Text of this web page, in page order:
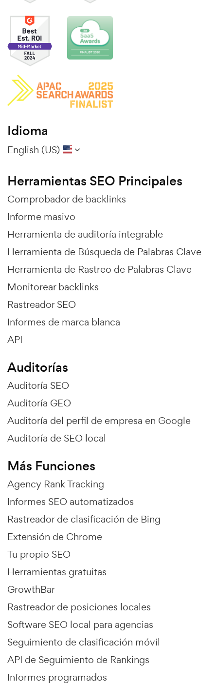
Idioma
English (US)
Herramientas SEO Principales
Comprobador de backlinks
Informe masivo
Herramienta de auditoría integrable
Herramienta de Búsqueda de Palabras Clave
Herramienta de Rastreo de Palabras Clave
Monitorear backlinks
Rastreador SEO
Informes de marca blanca
API
Auditorías
Auditoría SEO
Auditoría GEO
Auditoría del perfil de empresa en Google
Auditoría de SEO local
Más Funciones
Agency Rank Tracking
Informes SEO automatizados
Rastreador de clasificación de Bing
Extensión de Chrome
Tu propio SEO
Herramientas gratuitas
GrowthBar
Rastreador de posiciones locales
Software SEO local para agencias
Seguimiento de clasificación móvil
API de Seguimiento de Rankings
Informes programados